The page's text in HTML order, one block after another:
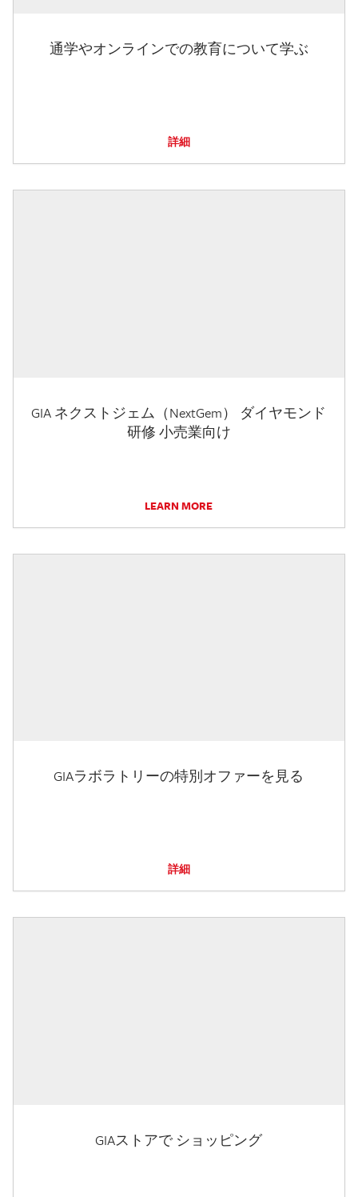
通学やオンラインでの教育について学ぶ
詳細
GIA ネクストジェム（NextGem） ダイヤモンド
研修 小売業向け
LEARN MORE
GIAラボラトリーの特別オファーを見る
詳細
GIAストアで ショッピング